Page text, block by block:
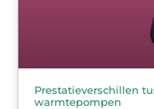
Prestatieverschillen
warmtepompen